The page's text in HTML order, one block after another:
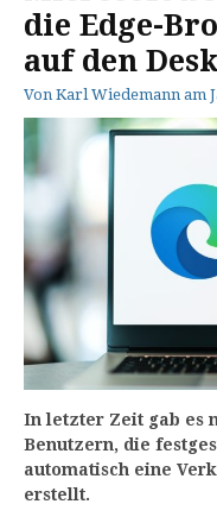
die Edge-
auf den
Von Karl Wiedemann am
In letzter Zeit gab es
Benutzern, die
automatisch eine
erstellt.